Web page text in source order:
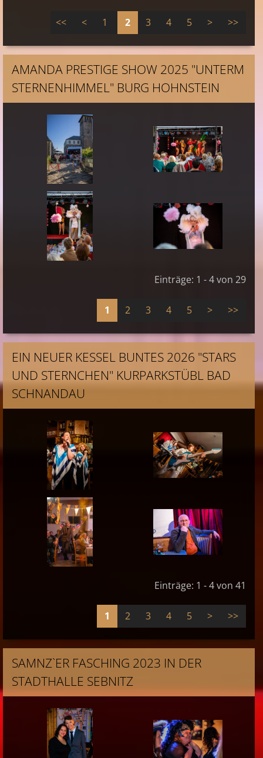
<< < 1 2 3 4 5 > >>
AMANDA PRESTIGE SHOW 2025 "UNTERM
STERNENHIMMEL" BURG HOHNSTEIN
Einträge: 1 - 4 von 29
1 2 3 4 5 > >>
EIN NEUER KESSEL BUNTES 2026 "STARS
UND STERNCHEN" KURPARKSTÜBL BAD
SCHNANDAU
Einträge: 1 - 4 von 41
1 2 3 4 5 > >>
SAMNZ`ER FASCHING 2023 IN DER
STADTHALLE SEBNITZ